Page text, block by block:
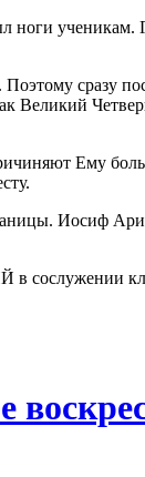
ноги
сразу
Великий
Ему
Иосиф
сослужении